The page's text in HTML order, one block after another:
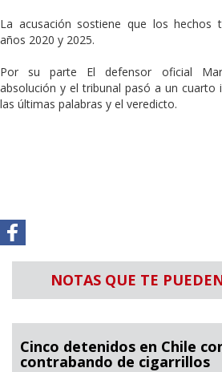
La acusación sostiene que los hechos
años 2020 y 2025.
Por su parte El defensor oficial
absolución y el tribunal pasó a un cuarto
las últimas palabras y el veredicto.
NOTAS QUE TE
Cinco detenidos en Chile
contrabando de cigarrillos